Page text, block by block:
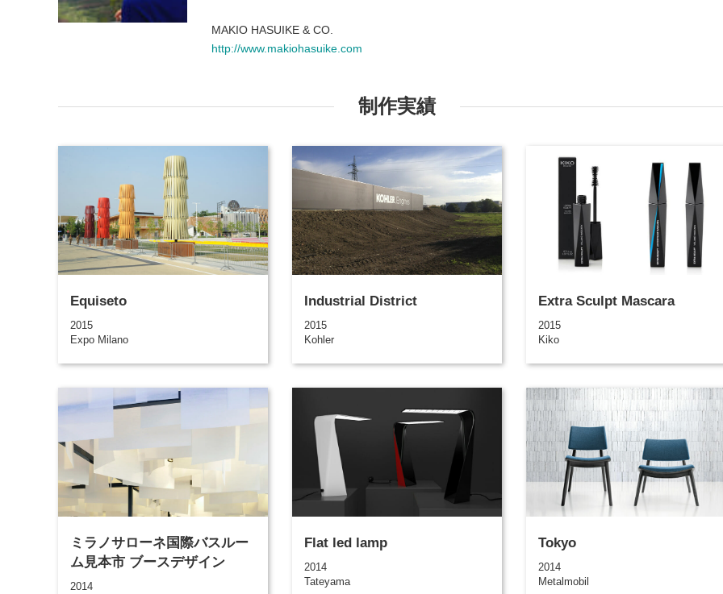
MAKIO HASUIKE & CO.
http://www.makiohasuike.com
制作実績
Equiseto
2015
Expo Milano
Industrial District
2015
Kohler
Extra Sculpt Mascara
2015
Kiko
ミラノサローネ国際バスルー
ム見本市 ブースデザイン
2014
Flat led lamp
2014
Tateyama
Tokyo
2014
Metalmobil